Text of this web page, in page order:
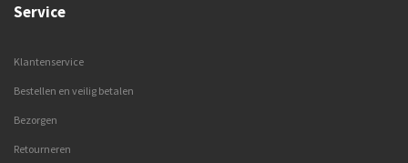
Service
Klantenservice
Bestellen en veilig betalen
Bezorgen
Retourneren